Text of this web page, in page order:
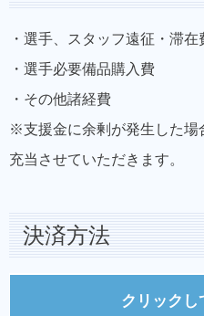
・選手、スタッフ遠征・滞在
・選手必要備品購入費
・その他諸経費
※支援金に余剰が発生した場
充当させていただきます。
決済方法
クリックし